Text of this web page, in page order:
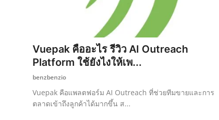
Vuepak คืออะไร รีวิว AI Outreach
Platform ใช้ยังไงให้เพ...
benzbenzio
Vuepak คือแพลตฟอร์ม AI Outreach ที่ช่วยทีมขายและการ
ตลาดเข้าถึงลูกค้าได้มากขึ้น ส...